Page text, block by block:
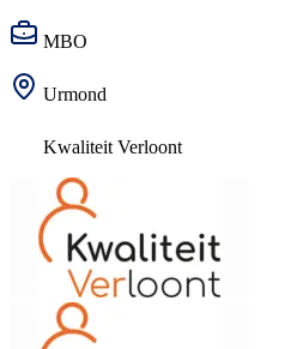
MBO
Urmond
Kwaliteit Verloont